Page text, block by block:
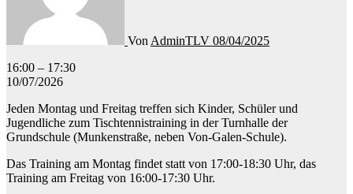
Von AdminTLV 08/04/2025
Tischtennis
-
&
Jugend
16:00 – 17:30
10/07/2026
Jeden Montag und Freitag treffen sich Kinder, Schüler und
Jugendliche zum Tischtennistraining in der Turnhalle der
Grundschule (Munkenstraße, neben Von-Galen-Schule).
Das Training am Montag findet statt von 17:00-18:30 Uhr, das
Training am Freitag von 16:00-17:30 Uhr.